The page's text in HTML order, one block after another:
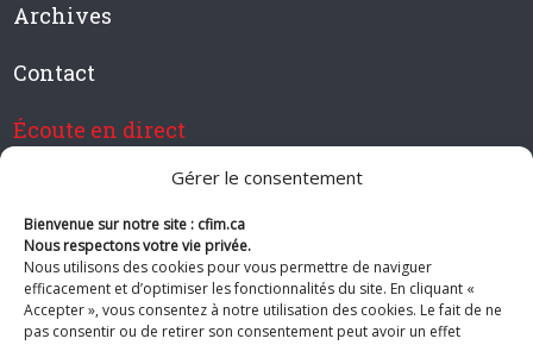
Gérer le consentement
Bienvenue sur notre site : cfim.ca
Nous respectons votre vie privée.
Nous utilisons des cookies pour vous permettre de naviguer
efficacement et d’optimiser les fonctionnalités du site. En cliquant «
Accepter », vous consentez à notre utilisation des cookies. Le fait de ne
pas consentir ou de retirer son consentement peut avoir un effet
Archives
Contact
Écoute en direct
Devenir membre de CFIM